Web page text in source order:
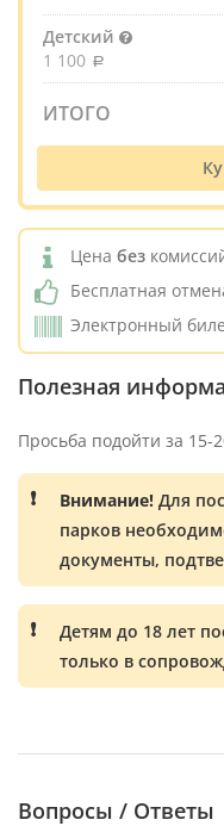
Детский
1 100
ИТОГО
Цена без
Бесплатная
Электронный
Полезная
Просьба подойти за 15-
Внимание! Для
парков
документы,
Детям до 18 лет
только в
Вопросы / Ответы